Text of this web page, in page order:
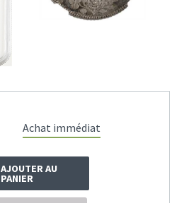
Achat immédiat
AJOUTER AU
PANIER